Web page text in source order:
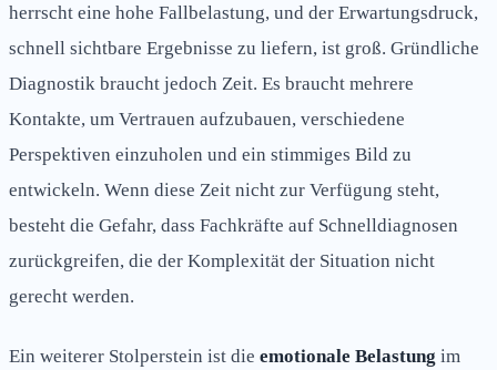
herrscht eine hohe Fallbelastung, und der Erwartungsdruck,
schnell sichtbare Ergebnisse zu liefern, ist groß. Gründliche
Diagnostik braucht jedoch Zeit. Es braucht mehrere
Kontakte, um Vertrauen aufzubauen, verschiedene
Perspektiven einzuholen und ein stimmiges Bild zu
entwickeln. Wenn diese Zeit nicht zur Verfügung steht,
besteht die Gefahr, dass Fachkräfte auf Schnelldiagnosen
zurückgreifen, die der Komplexität der Situation nicht
gerecht werden.
Ein weiterer Stolperstein ist die emotionale Belastung im